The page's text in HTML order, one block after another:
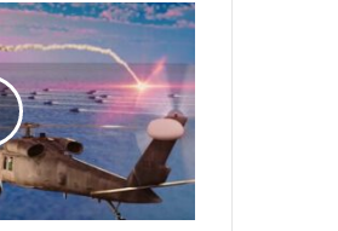
«فرمانروای
آب»؛
انیمیشن
ایرانی
که
۱۲
سال
قبل
جنگ